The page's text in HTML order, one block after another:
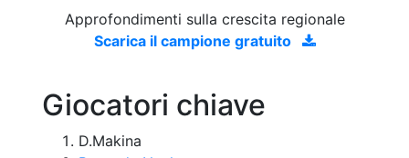
Approfondimenti sulla crescita regionale
Scarica il campione gratuito
Giocatori chiave
D.Makina